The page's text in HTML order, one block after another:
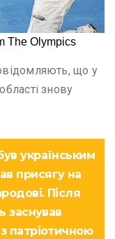
що у
знову
українським
присягу на
Після
заснував
патріотичною